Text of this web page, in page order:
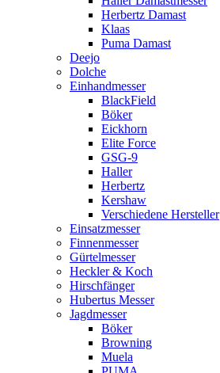
Herbertz Damast
Klaas
Puma Damast
Deejo
Dolche
Einhandmesser
BlackField
Böker
Eickhorn
Elite Force
GSG-9
Haller
Herbertz
Kershaw
Verschiedene Hersteller
Einsatzmesser
Finnenmesser
Gürtelmesser
Heckler & Koch
Hirschfänger
Hubertus Messer
Jagdmesser
Böker
Browning
Muela